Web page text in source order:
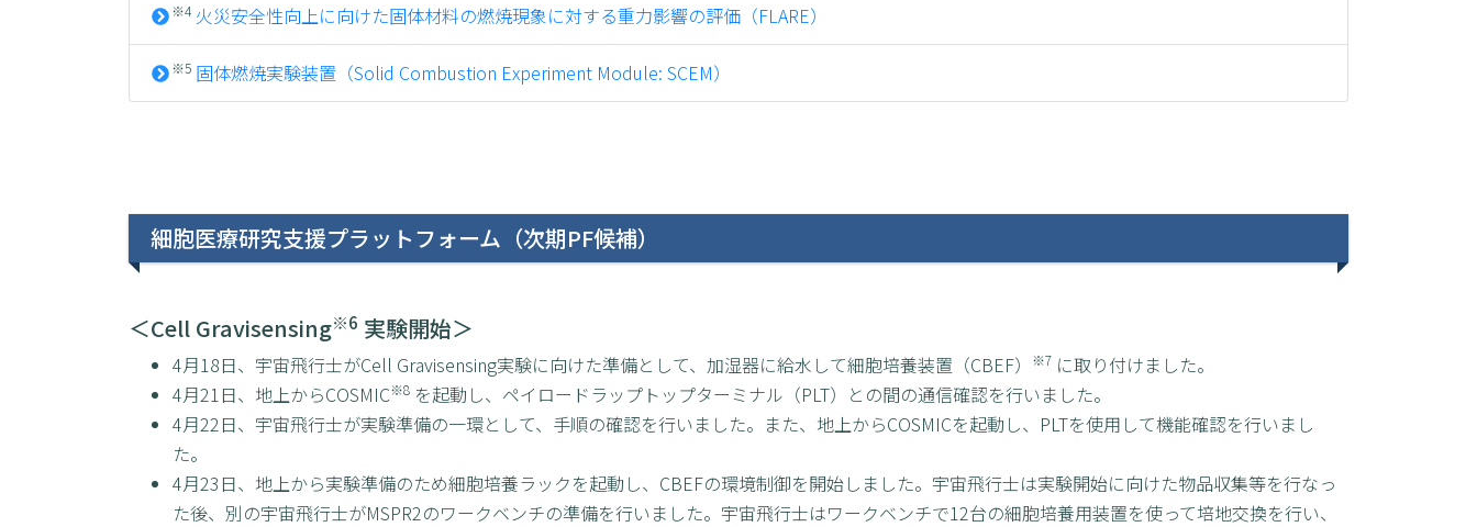
※4 火災安全性向上に向けた固体材料の燃焼現象に対する重力影響の評価（FLARE）
※5 固体燃焼実験装置（Solid Combustion Experiment Module: SCEM）
細胞医療研究支援プラットフォーム（次期PF候補）
＜Cell Gravisensing※6 実験開始＞
4月18日、宇宙飛行士がCell Gravisensing実験に向けた準備として、加湿器に給水して細胞培養装置（CBEF） ※7 に取り付けました。
4月21日、地上からCOSMIC※8 を起動し、ペイロードラップトップターミナル（PLT）との間の通信確認を行いました。
4月22日、宇宙飛行士が実験準備の一環として、手順の確認を行いました。また、地上からCOSMICを起動し、PLTを使用して機能確認を行いまし
た。
4月23日、地上から実験準備のため細胞培養ラックを起動し、CBEFの環境制御を開始しました。宇宙飛行士は実験開始に向けた物品収集等を行なっ
た後、別の宇宙飛行士がMSPR2のワークベンチの準備を行いました。宇宙飛行士はワークベンチで12台の細胞培養用装置を使って培地交換を行い、